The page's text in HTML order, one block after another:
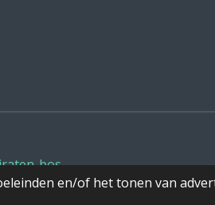
en/of het tonen van
bos